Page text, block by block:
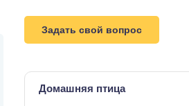
Задать свой вопрос
Домашняя птица